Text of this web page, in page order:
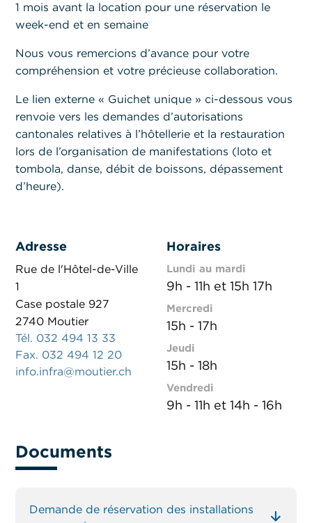
1 mois avant la location pour une réservation le
week-end et en semaine
Nous vous remercions d’avance pour votre
compréhension et votre précieuse collaboration.
Le lien externe « Guichet unique » ci-dessous vous
renvoie vers les demandes d’autorisations
cantonales relatives à l’hôtellerie et la restauration
lors de l’organisation de manifestations (loto et
tombola, danse, débit de boissons, dépassement
d’heure).
Adresse
Rue de l'Hôtel-de-Ville
1
Case postale 927
2740 Moutier
Tél. 032 494 13 33
Fax. 032 494 12 20
info.infra@moutier.ch
Horaires
Lundi au mardi
9h - 11h et 15h 17h
Mercredi
15h - 17h
Jeudi
15h - 18h
Vendredi
9h - 11h et 14h - 16h
Documents
Demande de réservation des installations